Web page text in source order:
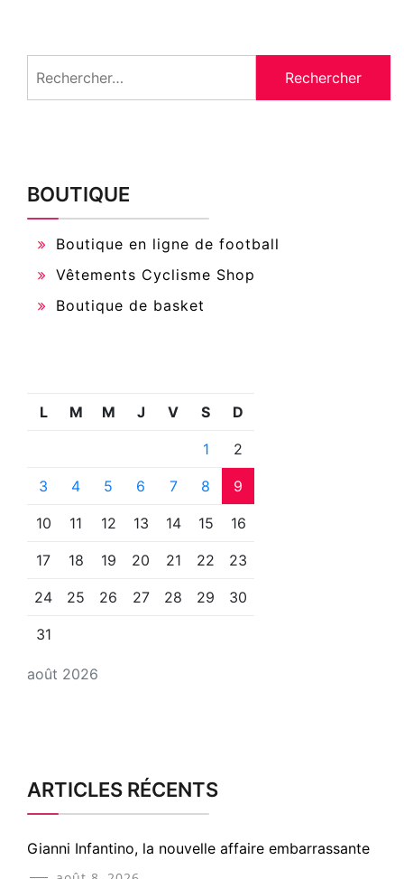
BOUTIQUE
Boutique en ligne de football
Vêtements Cyclisme Shop
Boutique de basket
août 2026
L M M J V S D
1 2
3 4 5 6 7 8 9
10 11 12 13 14 15 16
17 18 19 20 21 22 23
24 25 26 27 28 29 30
31
ARTICLES RÉCENTS
Gianni Infantino, la nouvelle affaire embarrassante